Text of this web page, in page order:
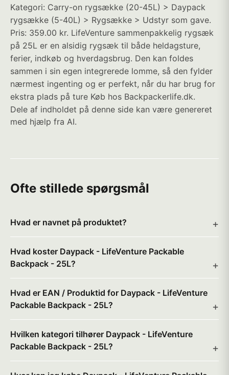
Kategori: Carry-on rygsække (20-45L) > Daypack
rygsække (5-40L) > Rygsække > Udstyr som gave.
Pris: 359.00 kr. LifeVenture sammenpakkelig rygsæk
på 25L er en alsidig rygsæk til både heldagsture,
ferier, indkøb og hverdagsbrug. Den kan foldes
sammen i sin egen integrerede lomme, så den fylder
nærmest ingenting og er perfekt, når du har brug for
ekstra plads på ture Køb hos Backpackerlife.dk.
Dele af indholdet på denne side kan være genereret
med hjælp fra AI.
Ofte stillede spørgsmål
Hvad er navnet på produktet?
Hvad koster Daypack - LifeVenture Packable
Backpack - 25L?
Hvad er EAN / Produktid for Daypack - LifeVenture
Packable Backpack - 25L?
Hvilken kategori tilhører Daypack - LifeVenture
Packable Backpack - 25L?